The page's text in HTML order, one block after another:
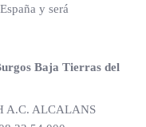
y será
Baja Tierras del
A.C. ALCALANS